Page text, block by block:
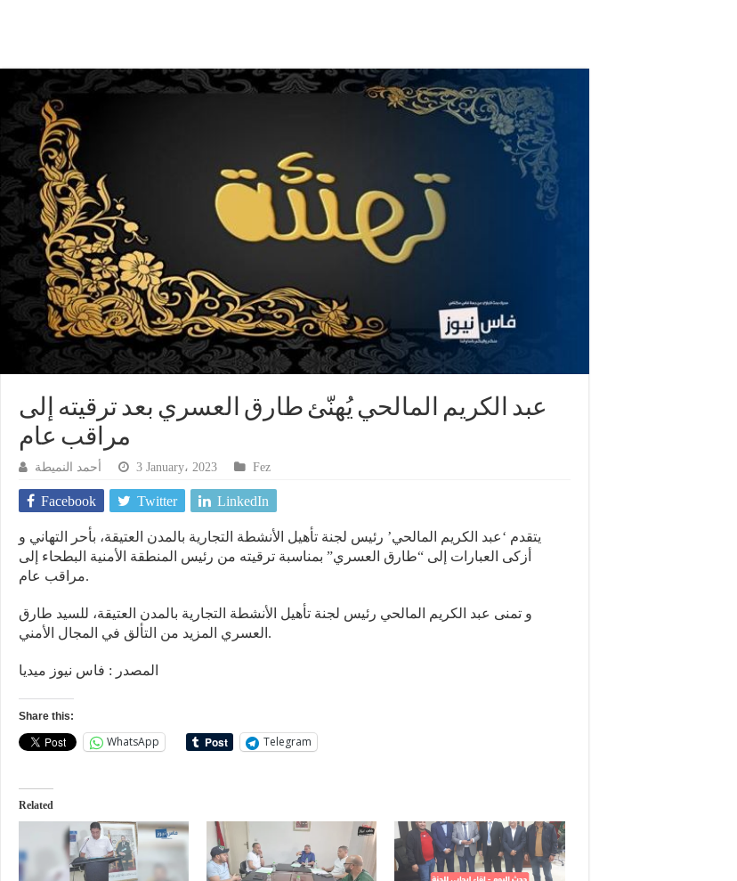
عبد الكريم المالحي يُهنّئ طارق العسري بعد ترقيته إلى
مراقب عام
أحمد النميطة 3 January، 2023 Fez
Facebook Twitter LinkedIn
يتقدم ‘عبد الكريم المالحي’ رئيس لجنة تأهيل الأنشطة التجارية بالمدن العتيقة، بأحر التهاني و
أزكى العبارات إلى “طارق العسري” بمناسبة ترقيته من رئيس المنطقة الأمنية البطحاء إلى
مراقب عام.
و تمنى عبد الكريم المالحي رئيس لجنة تأهيل الأنشطة التجارية بالمدن العتيقة، للسيد طارق
العسري المزيد من التألق في المجال الأمني.
المصدر : فاس نيوز ميديا
Share this:
WhatsApp Telegram
Related